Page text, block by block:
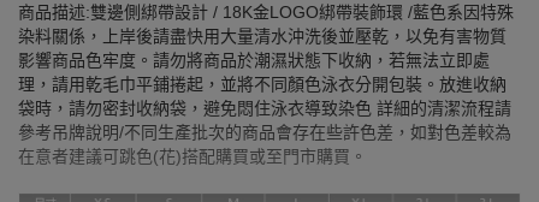
商品描述:雙邊側綁帶設計 / 18K金LOGO綁帶裝飾環 /藍色系因特殊
染料關係，上岸後請盡快用大量清水沖洗後並壓乾，以免有害物質
影響商品色牢度。請勿將商品於潮濕狀態下收納，若無法立即處
理，請用乾毛巾平鋪捲起，並將不同顏色泳衣分開包裝。放進收納
袋時，請勿密封收納袋，避免悶住泳衣導致染色 詳細的清潔流程請
參考吊牌說明/不同生產批次的商品會存在些許色差，如對色差較為
在意者建議可跳色(花)搭配購買或至門市購買。